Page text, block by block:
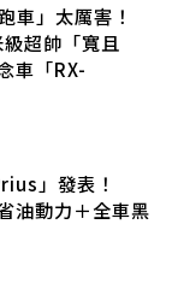
車」太厲害！
超帥「寬且
車「RX-
」發表！
油動力＋全車黑